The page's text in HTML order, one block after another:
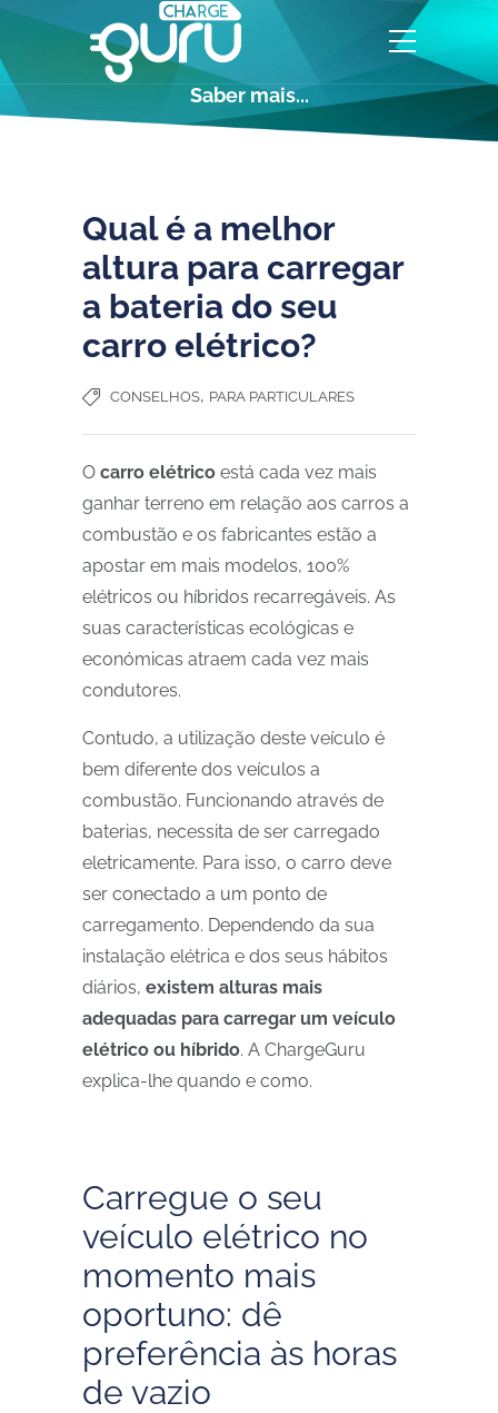
Saber mais...
Qual é a melhor
altura para carregar
a bateria do seu
carro elétrico?
CONSELHOS, PARA PARTICULARES
O carro elétrico está cada vez mais
ganhar terreno em relação aos carros a
combustão e os fabricantes estão a
apostar em mais modelos, 100%
elétricos ou híbridos recarregáveis. As
suas características ecológicas e
económicas atraem cada vez mais
condutores.
Contudo, a utilização deste veículo é
bem diferente dos veículos a
combustão. Funcionando através de
baterias, necessita de ser carregado
eletricamente. Para isso, o carro deve
ser conectado a um ponto de
carregamento. Dependendo da sua
instalação elétrica e dos seus hábitos
diários, existem alturas mais
adequadas para carregar um veículo
elétrico ou híbrido. A ChargeGuru
explica-lhe quando e como.
Carregue o seu
veículo elétrico no
momento mais
oportuno: dê
preferência às horas
de vazio